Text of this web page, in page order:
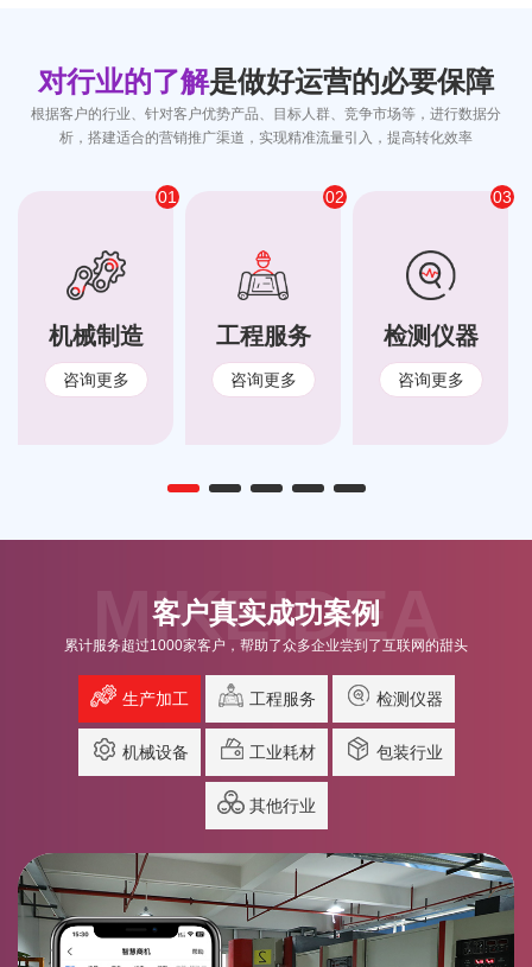
对行业的了解是做好运营的必要保障
根据客户的行业、针对客户优势产品、目标人群、竞争市场等，进行数据分
析，搭建适合的营销推广渠道，实现精准流量引入，提高转化效率
01
机械制造
咨询更多
02
工程服务
咨询更多
03
检测仪器
咨询更多
客户真实成功案例
累计服务超过1000家客户，帮助了众多企业尝到了互联网的甜头
MIKEIDEA
生产加工 工程服务 检测仪器
机械设备 工业耗材 包装行业
其他行业